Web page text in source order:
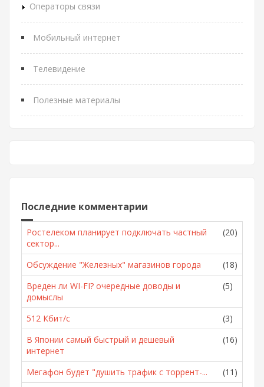
Операторы связи
Мобильный интернет
Телевидение
Полезные материалы
Последние комментарии
Ростелеком планирует подключать частный
сектор...
(20)
Обсуждение "Железных" магазинов города
(18)
Вреден ли WI-FI? очередные доводы и
домыслы
(5)
512 Кбит/с
(3)
В Японии самый быстрый и дешевый
интернет
(16)
Мегафон будет "душить трафик с торрент-...
(11)